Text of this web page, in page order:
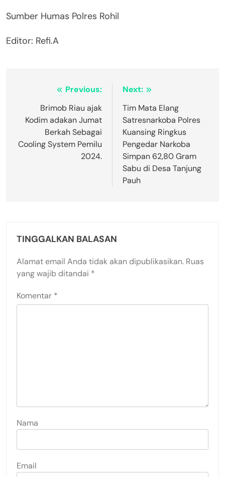
Sumber Humas Polres Rohil
Editor: Refi.A
NavigasiPrevious:
Brimob Riau ajak
Kodim adakan Jumat
Berkah Sebagai
Cooling System Pemilu
2024.
Next:
Tim Mata Elang
Satresnarkoba Polres
Kuansing Ringkus
Pengedar Narkoba
Simpan 62,80 Gram
Sabu di Desa Tanjung
Pauh
TINGGALKAN BALASAN
Alamat email Anda tidak akan dipublikasikan. Ruas
yang wajib ditandai *
Komentar *
Nama
Email